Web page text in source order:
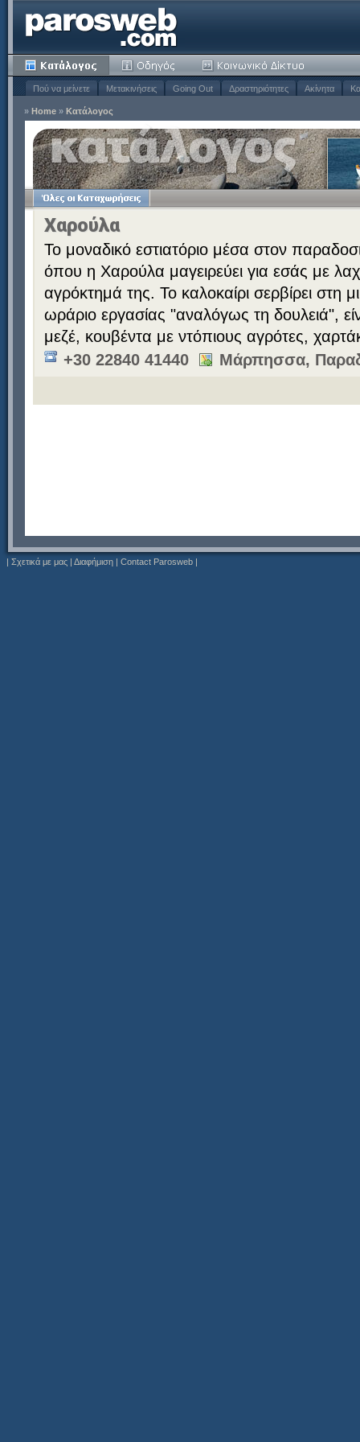
Πού να μείνετε Μετακινήσεις Going Out Δραστηριότητες Ακίνητα
» Home » Κατάλογος
Χαρούλα
Το μοναδικό εστιατόριο μέσα στον
όπου η Χαρούλα μαγειρεύει για εσάς με
αγρόκτημά της. Το καλοκαίρι σερβίρει στη
ωράριο εργασίας "αναλόγως τη δουλειά",
μεζέ, κουβέντα με ντόπιους αγρότες,
+30 22840 41440
Μάρπησσα,
| Σχετικά με μας | Διαφήμιση | Contact Parosweb |